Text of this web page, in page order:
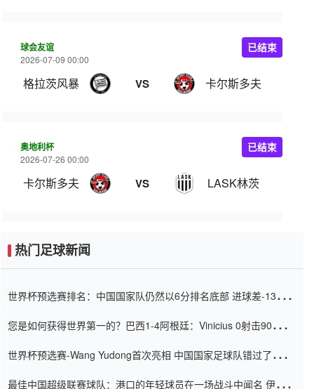
球会友谊
2026-07-09 00:00
格拉茨风暴 VS 卡尔斯多夫
已结束
奥地利杯
2026-07-26 00:00
卡尔斯多夫 VS LASK林茨
已结束
热门足球新闻
世界杯预选赛排名：中国国家队仍然以6分排名底部 进球差-13令人
您是如何获得世界第一的？巴西1-4阿根廷：Vinicius 0射击90分钟
世界杯预选赛-Wang Yudong首次亮相 中国国家足球队错过了世界
最佳中国超级联赛球队：港口的年轻球员在一场战斗中闻名 伊万放